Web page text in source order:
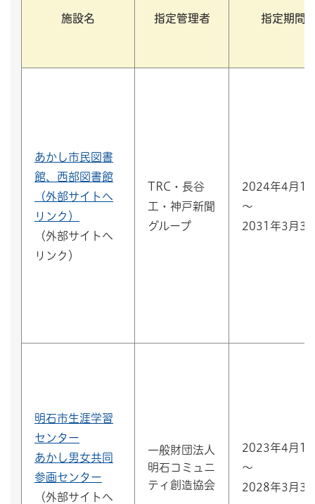
施設名 指定管理者 指定期間
あかし市民図書
館、西部図書館
（外部サイトへ
リンク）
（外部サイトへ
リンク）
TRC・長谷
工・神戸新聞
グループ
2024年4月1
～
2031年3月31
明石市生涯学習
センター
あかし男女共同
参画センター
（外部サイトへ
一般財団法人
明石コミュニ
ティ創造協会
2023年4月1
～
2028年3月31